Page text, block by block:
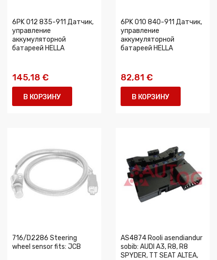
6PK 012 835-911 Датчик,
управление
аккумуляторной
батареей HELLA
145,18 €
В КОРЗИНУ
6PK 010 840-911 Датчик,
управление
аккумуляторной
батареей HELLA
82,81 €
В КОРЗИНУ
716/D2286 Steering
wheel sensor fits: JCB
AS4874 Rooli asendiandur
sobib: AUDI A3, R8, R8
SPYDER, TT SEAT ALTEA,